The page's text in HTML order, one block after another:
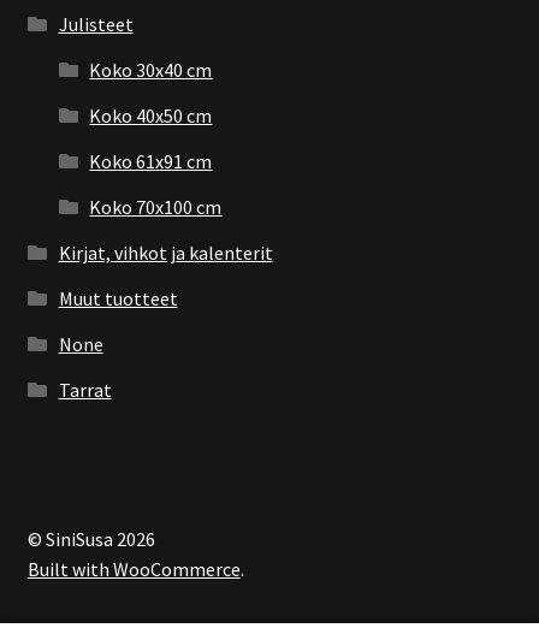
Julisteet
Koko 30x40 cm
Koko 40x50 cm
Koko 61x91 cm
Koko 70x100 cm
Kirjat, vihkot ja kalenterit
Muut tuotteet
None
Tarrat
© SiniSusa 2026
Built with WooCommerce.